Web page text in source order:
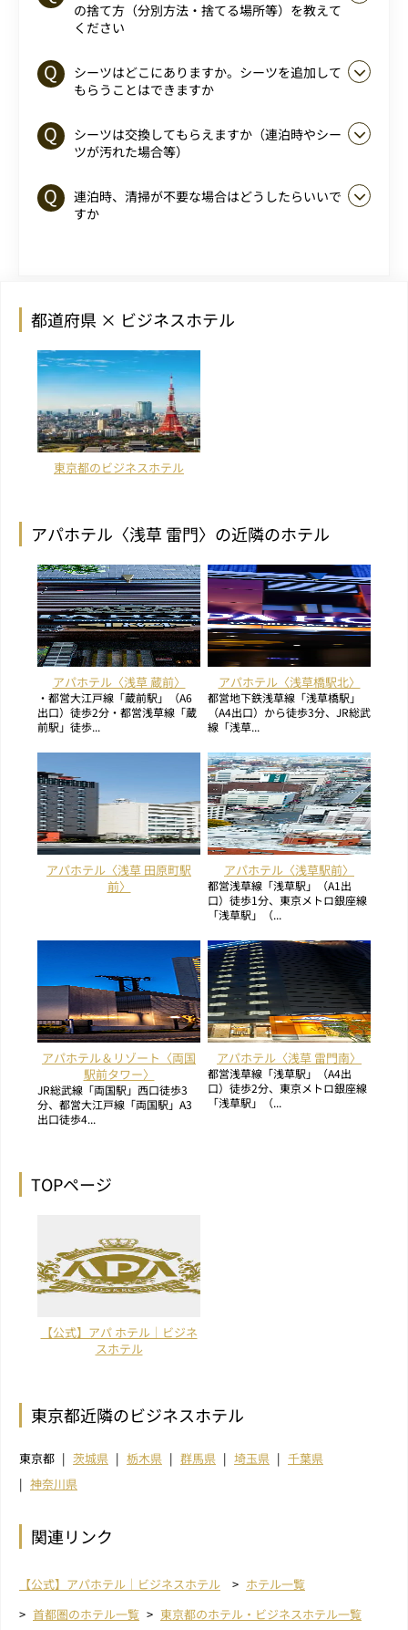
の捨て方（分別方法・捨てる場所等）を教えて
ください
シーツはどこにありますか。シーツを追加して
もらうことはできますか
シーツは交換してもらえますか（連泊時やシー
ツが汚れた場合等）
連泊時、清掃が不要な場合はどうしたらいいで
すか
都道府県 × ビジネスホテル
東京都のビジネスホテル
アパホテル〈浅草 雷門〉の近隣のホテル
アパホテル〈浅草 蔵前〉
・都営大江戸線「蔵前駅」（A6
出口）徒歩2分・都営浅草線「蔵
前駅」徒歩...
アパホテル〈浅草橋駅北〉
都営地下鉄浅草線「浅草橋駅」
（A4出口）から徒歩3分、JR総武
線「浅草...
アパホテル〈浅草 田原町駅
前〉
アパホテル〈浅草駅前〉
都営浅草線「浅草駅」（A1出
口）徒歩1分、東京メトロ銀座線
「浅草駅」（...
アパホテル＆リゾート〈両国
駅前タワー〉
JR総武線「両国駅」西口徒歩3
分、都営大江戸線「両国駅」A3
出口徒歩4...
アパホテル〈浅草 雷門南〉
都営浅草線「浅草駅」（A4出
口）徒歩2分、東京メトロ銀座線
「浅草駅」（...
TOPページ
【公式】アパ ホテル｜ビジネ
スホテル
東京都近隣のビジネスホテル
東京都 茨城県 栃木県 群馬県 埼玉県
千葉県
神奈川県
関連リンク
【公式】アパホテル｜ビジネスホテル
ホテル一覧
首都圏のホテル一覧
東京都のホテル・ビジネスホテル一覧